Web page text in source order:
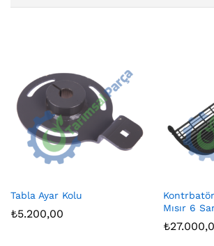
Tabla Ayar Kolu
₺5.200,00
Mısır 6
₺